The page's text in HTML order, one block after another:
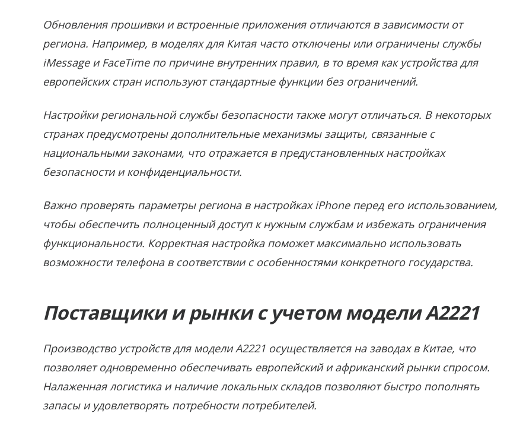
Обновления прошивки и встроенные приложения отличаются в зависимости от
региона. Например, в моделях для Китая часто отключены или ограничены службы
iMessage и FaceTime по причине внутренних правил, в то время как устройства для
европейских стран используют стандартные функции без ограничений.
Настройки региональной службы безопасности также могут отличаться. В некоторых
странах предусмотрены дополнительные механизмы защиты, связанные с
национальными законами, что отражается в предустановленных настройках
безопасности и конфиденциальности.
Важно проверять параметры региона в настройках iPhone перед его использованием,
чтобы обеспечить полноценный доступ к нужным службам и избежать ограничения
функциональности. Корректная настройка поможет максимально использовать
возможности телефона в соответствии с особенностями конкретного государства.
Поставщики и рынки с учетом модели A2221
Производство устройств для модели A2221 осуществляется на заводах в Китае, что
позволяет одновременно обеспечивать европейский и африканский рынки спросом.
Налаженная логистика и наличие локальных складов позволяют быстро пополнять
запасы и удовлетворять потребности потребителей.